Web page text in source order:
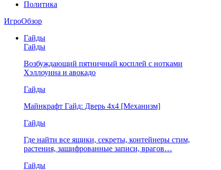
Политика
ИгроОбзор
Гайды
Гайды
Возбуждающий пятничный косплей с нотками
Хэллоуина и авокадо
Гайды
Майнкрафт Гайд: Дверь 4х4 [Механизм]
Гайды
Где найти все ящики, секреты, контейнеры стим,
растения, зашифрованные записи, врагов…
Гайды